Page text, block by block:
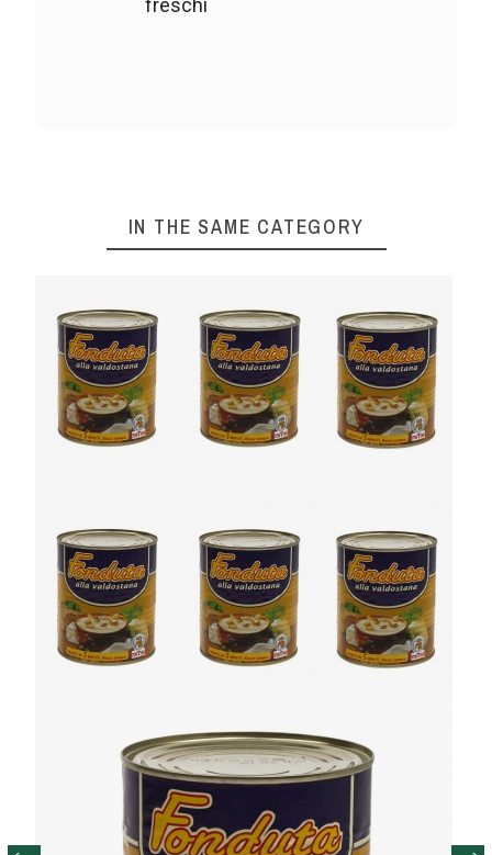
freschi
IN THE SAME CATEGORY